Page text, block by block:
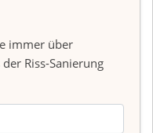
immer über
Riss-Sanierung